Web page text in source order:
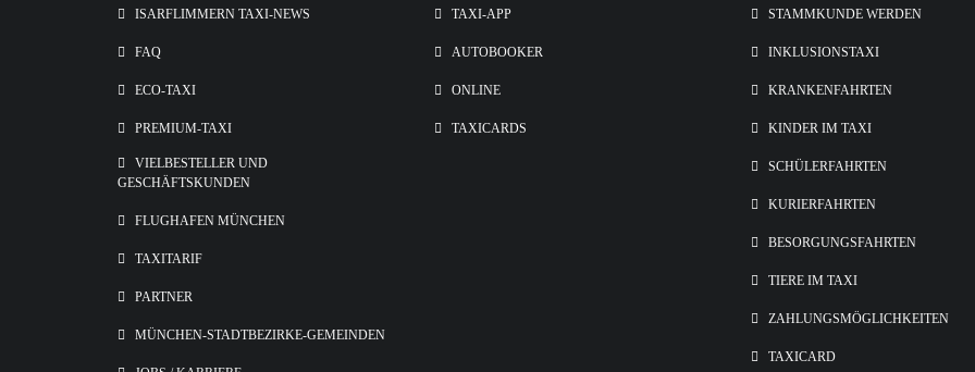
ISARFLIMMERN TAXI-NEWS
FAQ
ECO-TAXI
PREMIUM-TAXI
VIELBESTELLER UND
GESCHÄFTSKUNDEN
FLUGHAFEN MÜNCHEN
TAXITARIF
PARTNER
MÜNCHEN-STADTBEZIRKE-GEMEINDEN
TAXI-APP
AUTOBOOKER
ONLINE
TAXICARDS
STAMMKUNDE WERDEN
INKLUSIONSTAXI
KRANKENFAHRTEN
KINDER IM TAXI
SCHÜLERFAHRTEN
KURIERFAHRTEN
BESORGUNGSFAHRTEN
TIERE IM TAXI
ZAHLUNGSMÖGLICHKEITEN
TAXICARD